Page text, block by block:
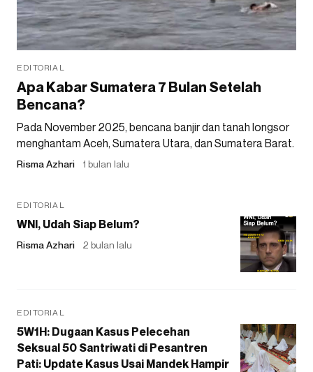
EDITORIAL
Apa Kabar Sumatera 7 Bulan Setelah
Bencana?
Pada November 2025, bencana banjir dan tanah longsor
menghantam Aceh, Sumatera Utara, dan Sumatera Barat.
Risma Azhari 1 bulan lalu
EDITORIAL
WNI, Udah Siap Belum?
Risma Azhari 2 bulan lalu
EDITORIAL
5W1H: Dugaan Kasus Pelecehan
Seksual 50 Santriwati di Pesantren
Pati: Update Kasus Usai Mandek Hampir